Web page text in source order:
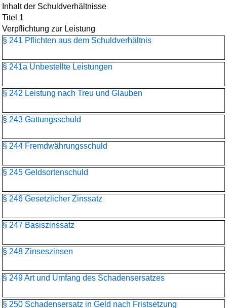
Inhalt der Schuldverhältnisse
Titel 1
Verpflichtung zur Leistung
§ 241 Pflichten aus dem Schuldverhältnis
§ 241a Unbestellte Leistungen
§ 242 Leistung nach Treu und Glauben
§ 243 Gattungsschuld
§ 244 Fremdwährungsschuld
§ 245 Geldsortenschuld
§ 246 Gesetzlicher Zinssatz
§ 247 Basiszinssatz
§ 248 Zinseszinsen
§ 249 Art und Umfang des Schadensersatzes
§ 250 Schadensersatz in Geld nach Fristsetzung